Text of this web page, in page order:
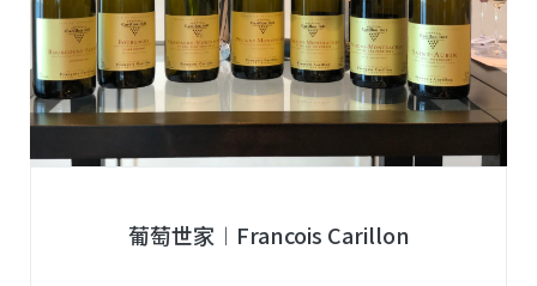
葡萄世家︱Francois Carillon